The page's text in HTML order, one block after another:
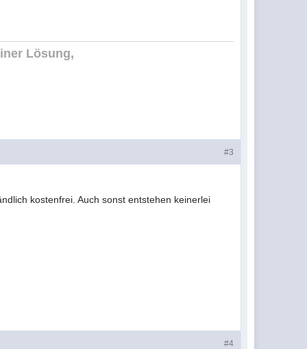
Lösung,
#3
kostenfrei. Auch sonst entstehen keinerlei
#4